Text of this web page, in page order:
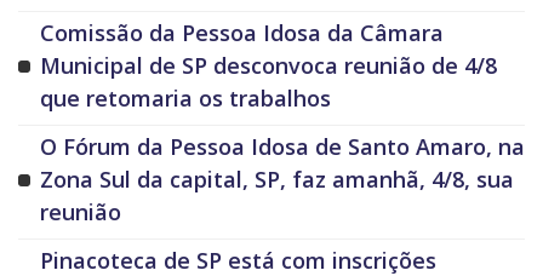
Comissão da Pessoa Idosa da Câmara
Municipal de SP desconvoca reunião de 4/8
que retomaria os trabalhos
O Fórum da Pessoa Idosa de Santo Amaro, na
Zona Sul da capital, SP, faz amanhã, 4/8, sua
reunião
Pinacoteca de SP está com inscrições